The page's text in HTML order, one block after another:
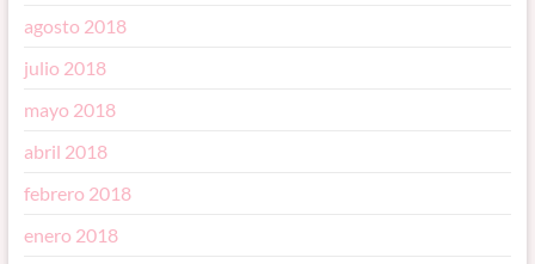
agosto 2018
julio 2018
mayo 2018
abril 2018
febrero 2018
enero 2018